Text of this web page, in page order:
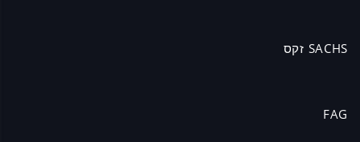
SACHS זקס
FAG